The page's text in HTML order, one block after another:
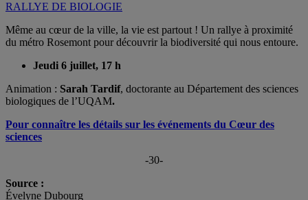
RALLYE DE BIOLOGIE
Même au cœur de la ville, la vie est partout ! Un rallye à proximité
du métro Rosemont pour découvrir la biodiversité qui nous entoure.
Jeudi 6 juillet, 17 h
Animation : Sarah Tardif, doctorante au Département des sciences
biologiques de l’UQAM.
Pour connaître les détails sur les événements du Cœur des
sciences
-30-
Source :
Évelyne Dubourg